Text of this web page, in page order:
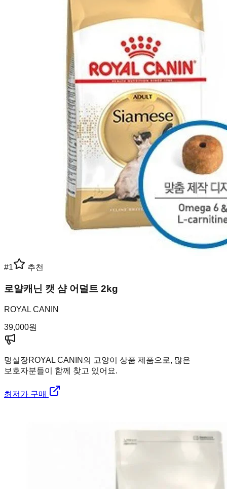
#1 추천
로얄캐닌 캣 샴 어덜트 2kg
ROYAL CANIN
39,000원
멍실장ROYAL CANIN의 고양이 상품 제품으로, 많은
보호자분들이 함께 찾고 있어요.
최저가 구매